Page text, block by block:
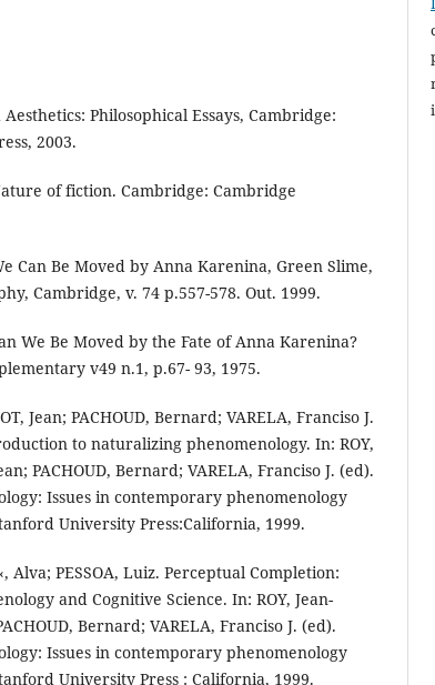
Aesthetics: Philosophical Essays, Cambridge:
2003.
of fiction. Cambridge: Cambridge
Can Be Moved by Anna Karenina, Green Slime,
Cambridge, v. 74 p.557-578. Out. 1999.
We Be Moved by the Fate of Anna Karenina?
v49 n.1, p.67- 93, 1975.
Jean; PACHOUD, Bernard; VARELA, Franciso J.
to naturalizing phenomenology. In: ROY,
PACHOUD, Bernard; VARELA, Franciso J. (ed).
Issues in contemporary phenomenology
University Press:California, 1999.
Alva; PESSOA, Luiz. Perceptual Completion:
and Cognitive Science. In: ROY, Jean-
Bernard; VARELA, Franciso J. (ed).
Issues in contemporary phenomenology
University Press : California, 1999.